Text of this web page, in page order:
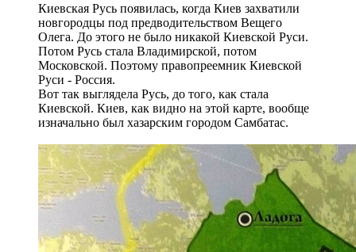
Киевская Русь появилась, когда Киев захватили
новгородцы под предводительством Вещего
Олега. До этого не было никакой Киевской Руси.
Потом Русь стала Владимирской, потом
Московской. Поэтому правопреемник Киевской
Руси - Россия.
Вот так выглядела Русь, до того, как стала
Киевской. Киев, как видно на этой карте, вообще
изначально был хазарским городом Самбатас.